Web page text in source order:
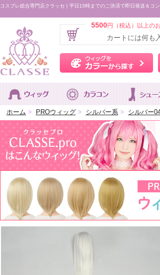
コスプレ総合専門店クラッセ | 平日15時までのご決済で即日発送＆コ
5500円（税込）以上の
カートには何も
ホーム > PROウィッグ > シルバー系 > シルバー